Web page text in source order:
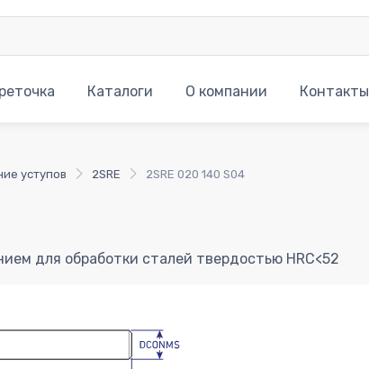
Каталоги О компании Контакты
уступов 2SRE 2SRE 020 140 S04
для обработки сталей твердостью HRC<52